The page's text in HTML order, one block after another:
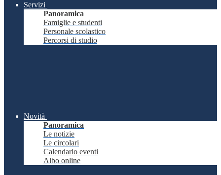
Servizi
Panoramica
Famiglie e studenti
Personale scolastico
Percorsi di studio
Novità
Panoramica
Le notizie
Le circolari
Calendario eventi
Albo online